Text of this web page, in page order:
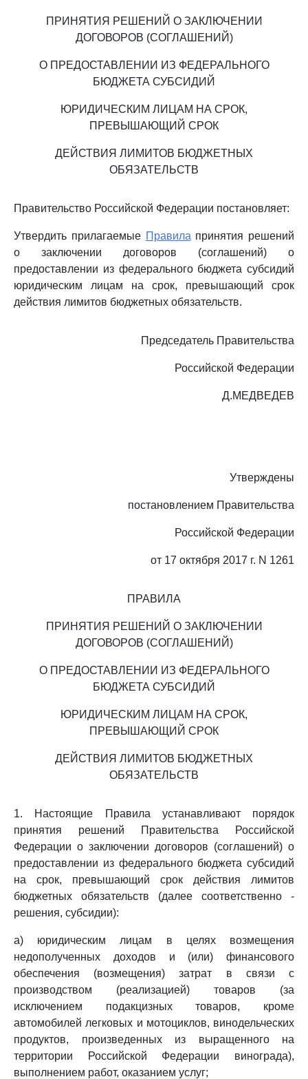
ПРИНЯТИЯ РЕШЕНИЙ О ЗАКЛЮЧЕНИИ
ДОГОВОРОВ (СОГЛАШЕНИЙ)
О ПРЕДОСТАВЛЕНИИ ИЗ ФЕДЕРАЛЬНОГО
БЮДЖЕТА СУБСИДИЙ
ЮРИДИЧЕСКИМ ЛИЦАМ НА СРОК,
ПРЕВЫШАЮЩИЙ СРОК
ДЕЙСТВИЯ ЛИМИТОВ БЮДЖЕТНЫХ
ОБЯЗАТЕЛЬСТВ
Правительство Российской Федерации постановляет:
Утвердить прилагаемые Правила принятия решений
о заключении договоров (соглашений) о
предоставлении из федерального бюджета субсидий
юридическим лицам на срок, превышающий срок
действия лимитов бюджетных обязательств.
Председатель Правительства
Российской Федерации
Д.МЕДВЕДЕВ
Утверждены
постановлением Правительства
Российской Федерации
от 17 октября 2017 г. N 1261
ПРАВИЛА
ПРИНЯТИЯ РЕШЕНИЙ О ЗАКЛЮЧЕНИИ
ДОГОВОРОВ (СОГЛАШЕНИЙ)
О ПРЕДОСТАВЛЕНИИ ИЗ ФЕДЕРАЛЬНОГО
БЮДЖЕТА СУБСИДИЙ
ЮРИДИЧЕСКИМ ЛИЦАМ НА СРОК,
ПРЕВЫШАЮЩИЙ СРОК
ДЕЙСТВИЯ ЛИМИТОВ БЮДЖЕТНЫХ
ОБЯЗАТЕЛЬСТВ
1. Настоящие Правила устанавливают порядок
принятия решений Правительства Российской
Федерации о заключении договоров (соглашений) о
предоставлении из федерального бюджета субсидий
на срок, превышающий срок действия лимитов
бюджетных обязательств (далее соответственно -
решения, субсидии):
а) юридическим лицам в целях возмещения
недополученных доходов и (или) финансового
обеспечения (возмещения) затрат в связи с
производством (реализацией) товаров (за
исключением подакцизных товаров, кроме
автомобилей легковых и мотоциклов, винодельческих
продуктов, произведенных из выращенного на
территории Российской Федерации винограда),
выполнением работ, оказанием услуг;